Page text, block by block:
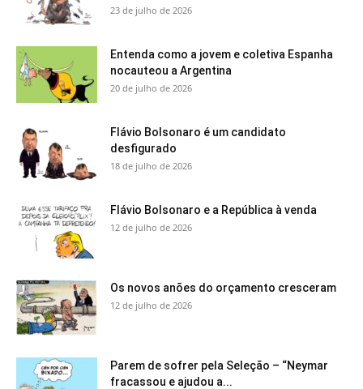
23 de julho de 2026
Entenda como a jovem e coletiva Espanha
nocauteou a Argentina
20 de julho de 2026
Flávio Bolsonaro é um candidato
desfigurado
18 de julho de 2026
Flávio Bolsonaro e a República à venda
12 de julho de 2026
Os novos anões do orçamento cresceram
12 de julho de 2026
Parem de sofrer pela Seleção – “Neymar
fracassou e ajudou a...